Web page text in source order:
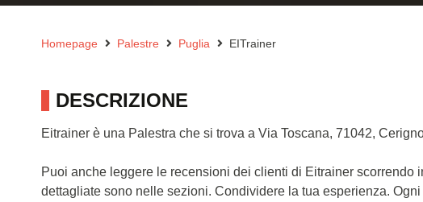
Homepage Palestre Puglia EITrainer
DESCRIZIONE
Eitrainer è una Palestra che si trova a Via Toscana, 71042,
Puoi anche leggere le recensioni dei clienti di Eitrainer scorrendo
dettagliate sono nelle sezioni. Condividere la tua esperienza.